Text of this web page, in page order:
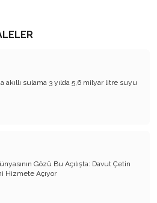
ve İyi Bildiği İşi Yapsa
Kalanlar
akıllı sulama 3 yılda 5,6 milyar litre suyu
Gözü Bu Açılışta: Davut Çetin
Hizmete Açıyor